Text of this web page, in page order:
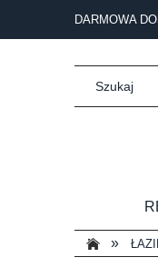
DARMOWA
»